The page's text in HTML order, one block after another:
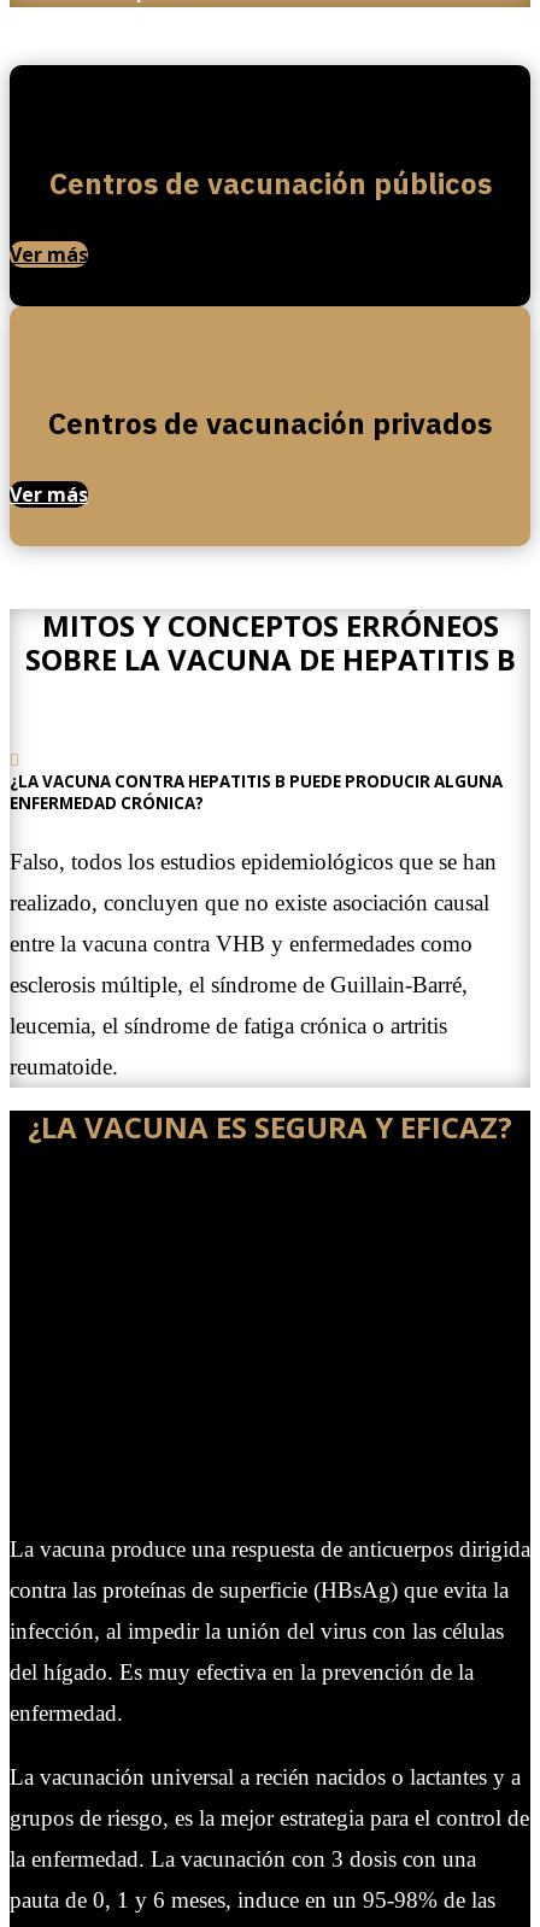
Centros de vacunación públicos
Ver más
Centros de vacunación privados
Ver más
MITOS Y CONCEPTOS ERRÓNEOS
SOBRE LA VACUNA DE HEPATITIS B
¿LA VACUNA CONTRA HEPATITIS B PUEDE PRODUCIR ALGUNA
ENFERMEDAD CRÓNICA?
Falso, todos los estudios epidemiológicos que se han
realizado, concluyen que no existe asociación causal
entre la vacuna contra VHB y enfermedades como
esclerosis múltiple, el síndrome de Guillain-Barré,
leucemia, el síndrome de fatiga crónica o artritis
reumatoide.
¿LA VACUNA ES SEGURA Y EFICAZ?
La vacuna produce una respuesta de anticuerpos dirigida
contra las proteínas de superficie (HBsAg) que evita la
infección, al impedir la unión del virus con las células
del hígado. Es muy efectiva en la prevención de la
enfermedad.
La vacunación universal a recién nacidos o lactantes y a
grupos de riesgo, es la mejor estrategia para el control de
la enfermedad. La vacunación con 3 dosis con una
pauta de 0, 1 y 6 meses, induce en un 95-98% de las